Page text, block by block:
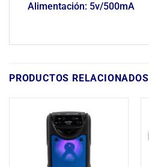
Alimentación: 5v/500mA
PRODUCTOS RELACIONADOS